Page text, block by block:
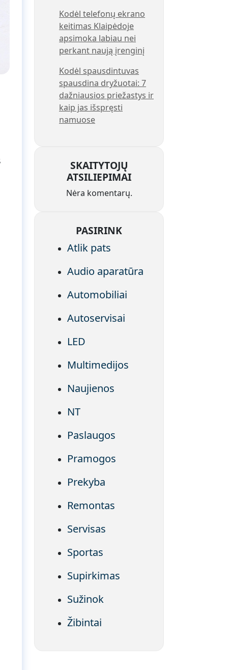
Kodėl telefonų ekrano
keitimas Klaipėdoje
apsimoka labiau nei
perkant naują įrenginį
Kodėl spausdintuvas
spausdina dryžuotai: 7
dažniausios priežastys ir
kaip jas išspręsti
namuose
SKAITYTOJŲ
ATSILIEPIMAI
Nėra komentarų.
PASIRINK
Atlik pats
Audio aparatūra
Automobiliai
Autoservisai
LED
Multimedijos
Naujienos
NT
Paslaugos
Pramogos
Prekyba
Remontas
Servisas
Sportas
Supirkimas
Sužinok
Žibintai